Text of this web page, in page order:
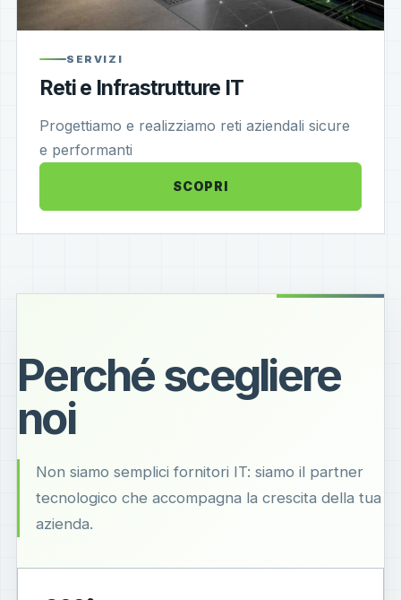
SERVIZI
Reti e Infrastrutture IT
Progettiamo e realizziamo reti aziendali sicure
e performanti
SCOPRI
Perché scegliere
noi
Non siamo semplici fornitori IT: siamo il partner
tecnologico che accompagna la crescita della tua
azienda.